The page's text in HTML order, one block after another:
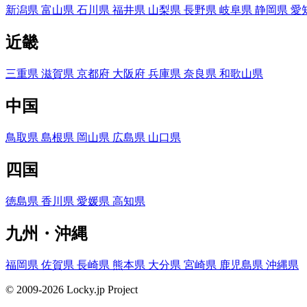
新潟県 富山県 石川県 福井県 山梨県 長野県 岐阜県 静岡県 愛
近畿
三重県 滋賀県 京都府 大阪府 兵庫県 奈良県 和歌山県
中国
鳥取県 島根県 岡山県 広島県 山口県
四国
徳島県 香川県 愛媛県 高知県
九州・沖縄
福岡県 佐賀県 長崎県 熊本県 大分県 宮崎県 鹿児島県 沖縄県
© 2009-2026 Locky.jp Project